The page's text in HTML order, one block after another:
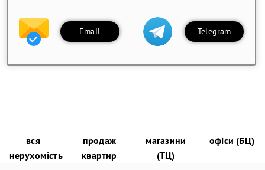
Email Telegram
вся
нерухомість
продаж
квартир
магазини
(ТЦ)
офіси (БЦ)